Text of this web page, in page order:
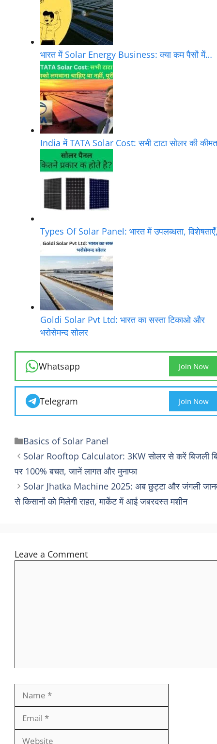
भारत में Solar Energy Business: क्या कम पैसों में…
India में TATA Solar Cost: सभी टाटा सोलर की
Types Of Solar Panel: भारत में उपलब्धता,
Goldi Solar Pvt Ltd: भारत का सस्ता टिकाओ और
भरोसेमन्द सोलर
Whatsapp Join Now
Telegram Join Now
Categories
Basics of Solar Panel
Solar Rooftop Calculator: 3KW सोलर से करें बिजली
पर 100% बचत, जानें लागत और मुनाफा
Solar Jhatka Machine 2025: अब छुट्टा और जंगली
से किसानों को मिलेगी राहत, मार्केट में आई जबरदस्त मशीन
Leave a Comment
Name